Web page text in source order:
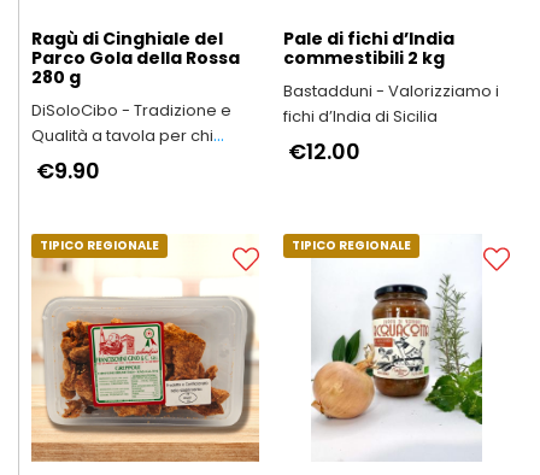
Ragù di Cinghiale del
Parco Gola della Rossa
280 g
DiSoloCibo - Tradizione e
Qualità a tavola per chi
vuole dedicare tempo a chi
ama
€9.90
Pale di fichi d’India
commestibili 2 kg
Bastadduni - Valorizziamo i
fichi d’India di Sicilia
€12.00
TIPICO REGIONALE TIPICO REGIONALE